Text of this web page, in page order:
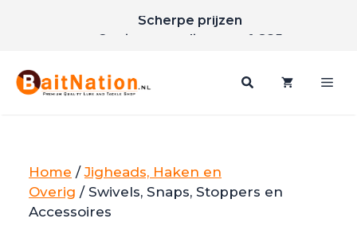
inhoud
Gratis verzending vanaf €85
Home /Jigheads, Haken en
Overig / Swivels, Snaps, Stoppers en
Accessoires